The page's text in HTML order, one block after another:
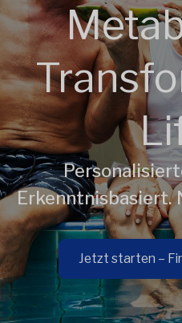
Erkenntnisbasiert.
Jetzt starten –